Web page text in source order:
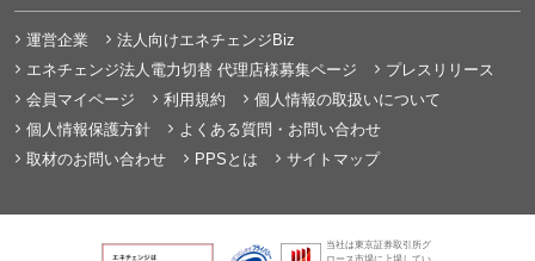
運営企業
法人向けエネチェンジBiz
エネチェンジ法人電力切替 代理店様募集ページ
プレスリリース
会員マイページ
利用規約
個人情報の取扱いについて
個人情報保護方針
よくある質問・お問い合わせ
取材のお問い合わせ
PPSとは サイトマップ
当社は東京証券取引所グ
ロース市場に上場してい